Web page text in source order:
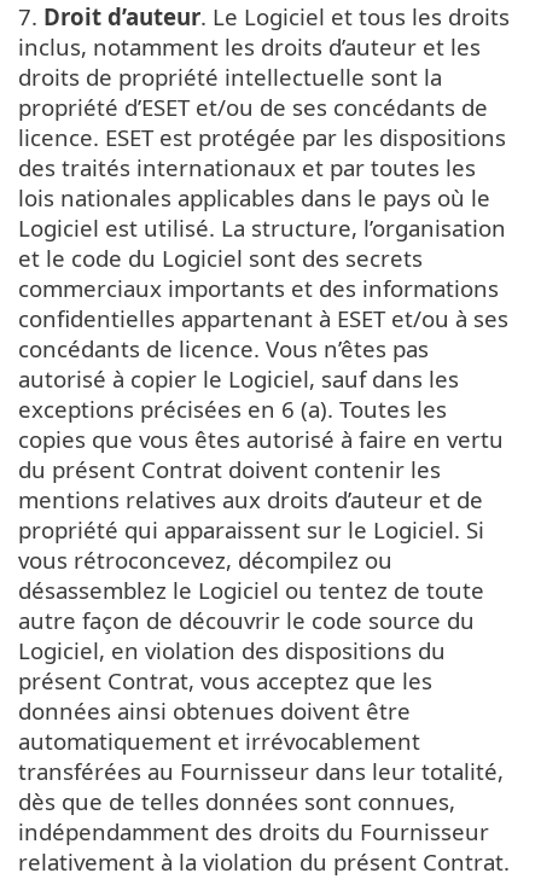
7. Droit d’auteur. Le Logiciel et tous les droits
inclus, notamment les droits d’auteur et les
droits de propriété intellectuelle sont la
propriété d’ESET et/ou de ses concédants de
licence. ESET est protégée par les dispositions
des traités internationaux et par toutes les
lois nationales applicables dans le pays où le
Logiciel est utilisé. La structure, l’organisation
et le code du Logiciel sont des secrets
commerciaux importants et des informations
confidentielles appartenant à ESET et/ou à ses
concédants de licence. Vous n’êtes pas
autorisé à copier le Logiciel, sauf dans les
exceptions précisées en 6 (a). Toutes les
copies que vous êtes autorisé à faire en vertu
du présent Contrat doivent contenir les
mentions relatives aux droits d’auteur et de
propriété qui apparaissent sur le Logiciel. Si
vous rétroconcevez, décompilez ou
désassemblez le Logiciel ou tentez de toute
autre façon de découvrir le code source du
Logiciel, en violation des dispositions du
présent Contrat, vous acceptez que les
données ainsi obtenues doivent être
automatiquement et irrévocablement
transférées au Fournisseur dans leur totalité,
dès que de telles données sont connues,
indépendamment des droits du Fournisseur
relativement à la violation du présent Contrat.